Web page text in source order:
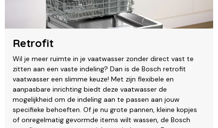
Retrofit
Wil je meer ruimte in je vaatwasser zonder direct vast te
zitten aan een vaste indeling? Dan is de Bosch retrofit
vaatwasser een slimme keuze! Met zijn flexibele en
aanpasbare inrichting biedt deze vaatwasser de
mogelijkheid om de indeling aan te passen aan jouw
specifieke behoeften. Of je nu grote pannen, kleine kopjes
of onregelmatig gevormde items wilt wassen, de Bosch